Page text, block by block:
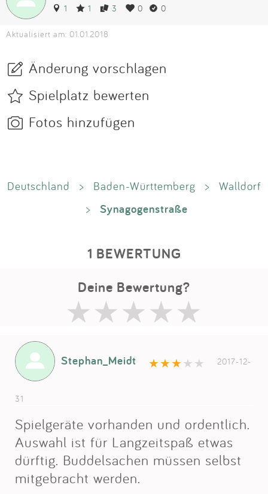
1 1 3 0 0
Aktualisiert am: 01.01.2018
Änderung vorschlagen
Spielplatz bewerten
Fotos hinzufügen
Deutschland > Baden-Württemberg >
Walldorf
>
Synagogenstraße
1 BEWERTUNG
Deine Bewertung?
Stephan_Meidt 2017-12-
31
Spielgeräte vorhanden und ordentlich.
Auswahl ist für Langzeitspaß etwas
dürftig. Buddelsachen müssen selbst
mitgebracht werden.